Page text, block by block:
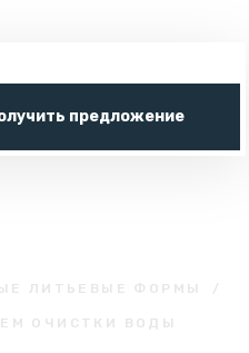
предложение
ЛИТЬЕВЫЕ ФОРМЫ /
ОЧИСТКИ ВОДЫ